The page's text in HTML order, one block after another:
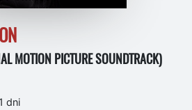
MOTION PICTURE SOUNDTRACK)
dni